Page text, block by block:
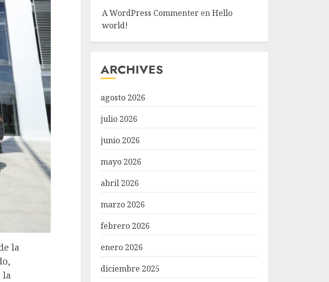
la
la
A WordPress Commenter enHello
world!
ARCHIVES
agosto 2026
julio 2026
junio 2026
mayo 2026
abril 2026
marzo 2026
febrero 2026
enero 2026
diciembre 2025